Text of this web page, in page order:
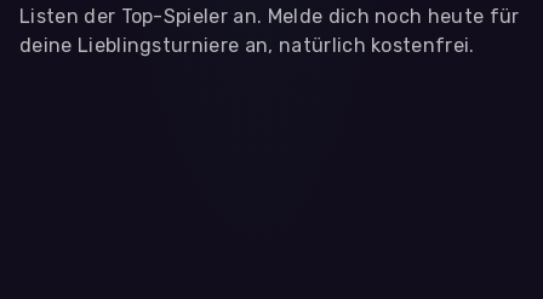
Listen der Top-Spieler an. Melde dich noch heute für
deine Lieblingsturniere an, natürlich kostenfrei.